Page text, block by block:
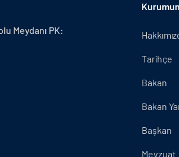
Meydanı PK:
Tarihçe
Bakan
Bakan
Başkan
Mevzuat